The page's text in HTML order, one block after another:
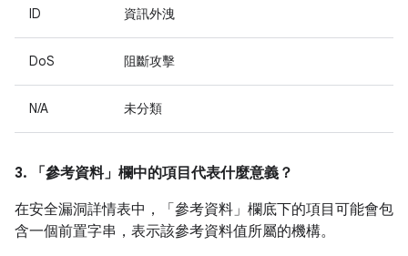
ID 資訊外洩
DoS 阻斷攻擊
N/A 未分類
3. 「參考資料」 欄中的項目代表什麼意義？
在安全漏洞詳情表中，「參考資料」 欄底下的項目可能會包
含一個前置字串，表示該參考資料值所屬的機構。